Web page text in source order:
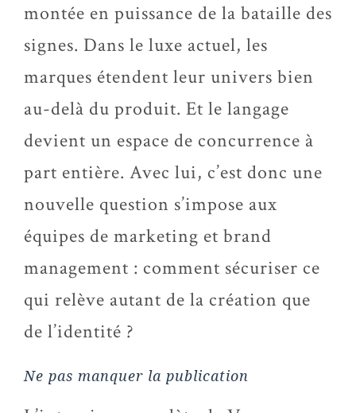
montée en puissance de la bataille des
signes. Dans le luxe actuel, les
marques étendent leur univers bien
au-delà du produit. Et le langage
devient un espace de concurrence à
part entière. Avec lui, c’est donc une
nouvelle question s’impose aux
équipes de marketing et brand
management : comment sécuriser ce
qui relève autant de la création que
de l’identité ?
Ne pas manquer la publication